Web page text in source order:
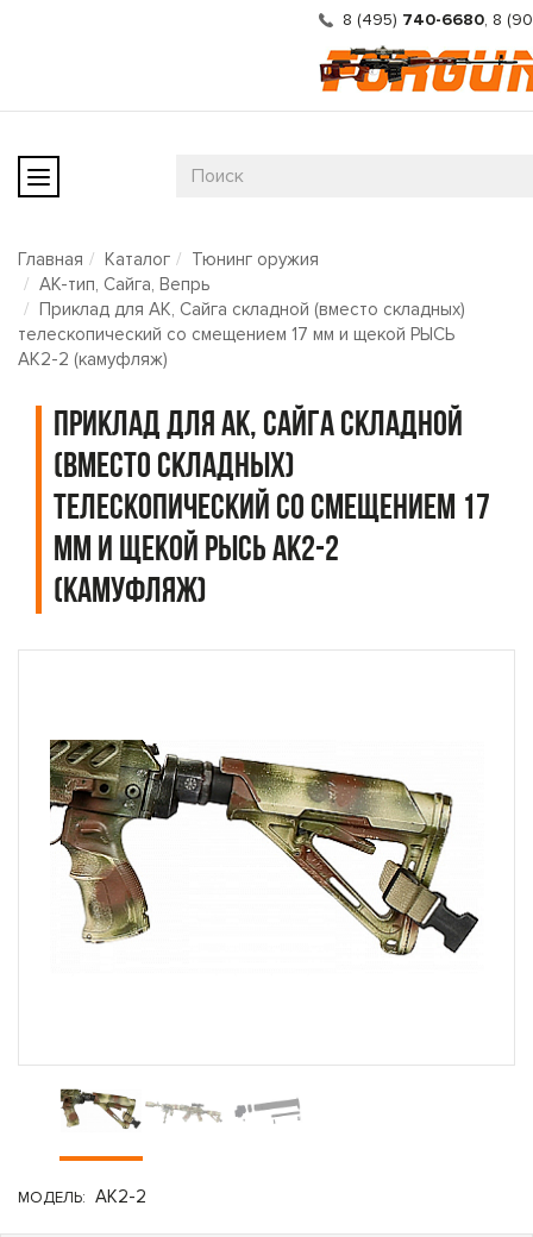
8 (495) 740-6680, 8
Главная Каталог
Тюнинг оружия
АК-тип, Сайга, Вепрь
Приклад для АК, Сайга складной (вместо складных)
телескопический со смещением 17 мм и щекой РЫСЬ
АК2-2 (камуфляж)
Приклад для АК, Сайга складной
(вместо складных)
телескопический со смещением 17
мм и щекой РЫСЬ АК2-2
(камуфляж)
МОДЕЛЬ: АК2-2